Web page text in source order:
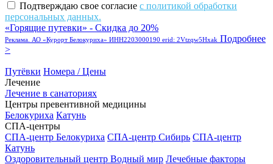
Подтверждаю свое согласие с политикой обработки
персональных данных.
«Горящие путевки» - Скидка до 20%
Реклама. АО «Курорт Белокуриха» ИНН2203000190 erid: 2Vtzqw5Hxak Подробнее
>
Путёвки Номера / Цены
Лечение
Лечение в санаториях
Центры превентивной медицины
Белокуриха Катунь
СПА-центры
СПА-центр Белокуриха СПА-центр Сибирь СПА-центр
Катунь
Оздоровительный центр Водный мир Лечебные факторы